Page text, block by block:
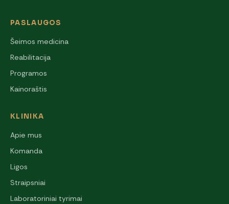
PASLAUGOS
Šeimos medicina
Reabilitacija
Programos
Kainoraštis
KLINIKA
Apie mus
Komanda
Ligos
Straipsniai
Laboratoriniai tyrimai